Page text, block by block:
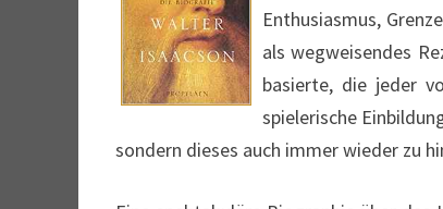
Enthusiasmus,
als wegweisendes
basierte, die jeder
spielerische
sondern dieses auch immer wieder zu